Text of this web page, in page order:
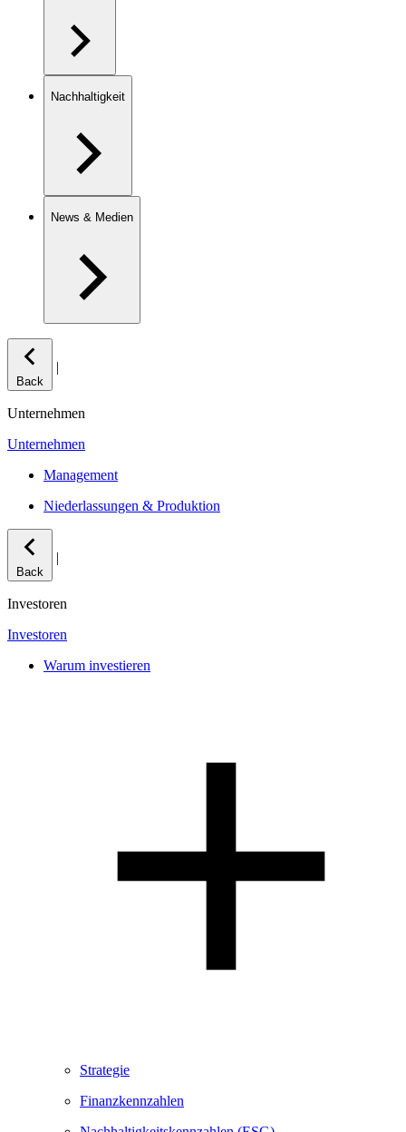
Nachhaltigkeit
News & Medien
Back
|
Unternehmen
Unternehmen
Management
Niederlassungen & Produktion
Back
|
Investoren
Investoren
Warum investieren
Strategie
Finanzkennzahlen